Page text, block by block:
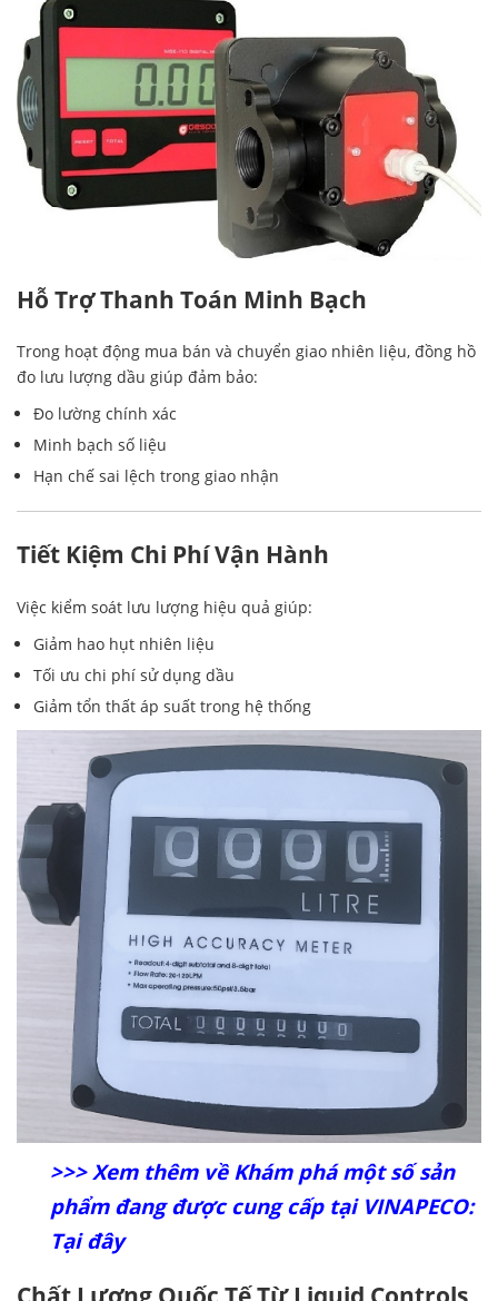
Hỗ Trợ Thanh Toán Minh Bạch
Trong hoạt động mua bán và chuyển giao nhiên liệu, đồng hồ
đo lưu lượng dầu giúp đảm bảo:
Đo lường chính xác
Minh bạch số liệu
Hạn chế sai lệch trong giao nhận
Tiết Kiệm Chi Phí Vận Hành
Việc kiểm soát lưu lượng hiệu quả giúp:
Giảm hao hụt nhiên liệu
Tối ưu chi phí sử dụng dầu
Giảm tổn thất áp suất trong hệ thống
>>> Xem thêm về Khám phá một số sản
phẩm đang được cung cấp tại VINAPECO:
Tại đây